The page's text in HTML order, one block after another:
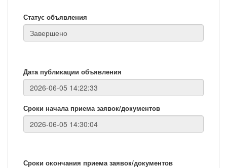
Статус объявления
Дата публикации объявления
Сроки начала приема заявок/документов
Сроки окончания приема заявок/документов